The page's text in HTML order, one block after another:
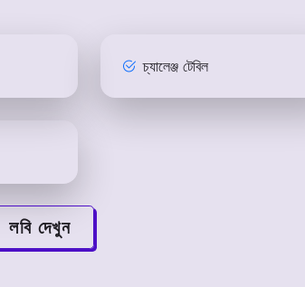
চ্যালেঞ্জ টেবিল
লবি দেখুন